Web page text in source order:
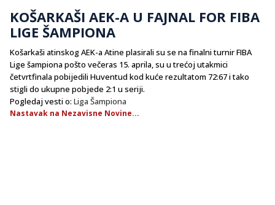
KOŠARKAŠI AEK-A U FAJNAL FOR FIBA
LIGE ŠAMPIONA
Košarkaši atinskog AEK-a Atine plasirali su se na finalni turnir FIBA
Lige šampiona pošto večeras 15. aprila, su u trećoj utakmici
četvrtfinala pobijedili Huventud kod kuće rezultatom 72:67 i tako
stigli do ukupne pobjede 2:1 u seriji.
Pogledaj vesti o: Liga Šampiona
Nastavak na Nezavisne Novine...